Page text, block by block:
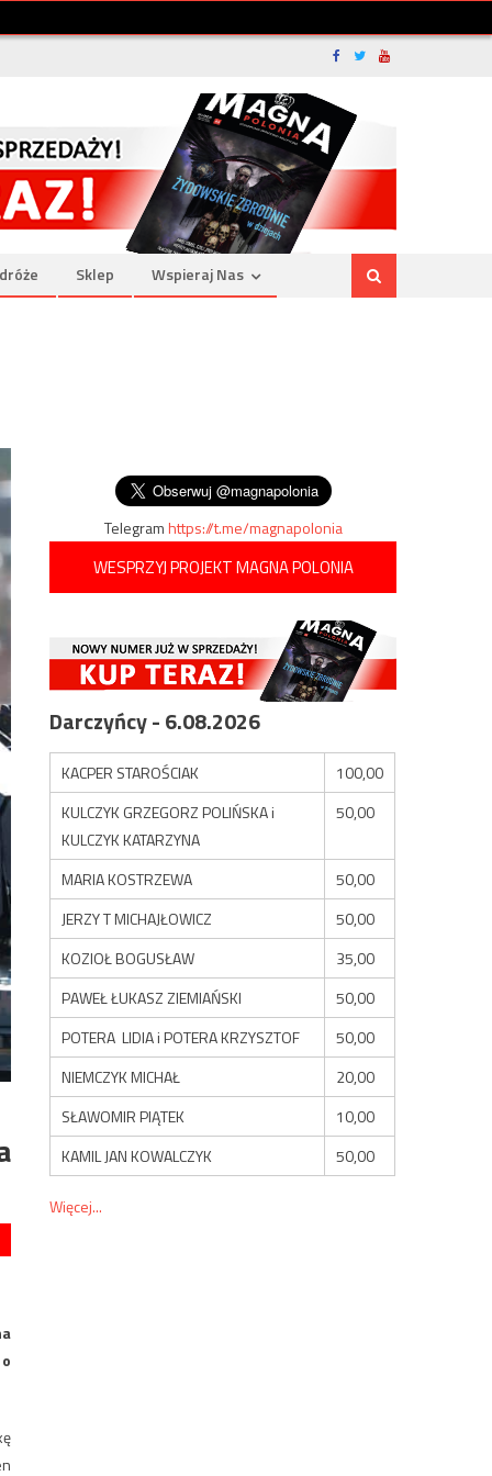
Sklep Wspieraj Nas
Telegramhttps://t.me/magnapolonia
WESPRZYJ PROJEKT MAGNA POLONIA
Darczyńcy - 6.08.2026
KACPER STAROŚCIAK
100,00
KULCZYK GRZEGORZ POLIŃSKA i
KULCZYK KATARZYNA
50,00
MARIA KOSTRZEWA
50,00
JERZY T MICHAJŁOWICZ
50,00
KOZIOŁ BOGUSŁAW
35,00
PAWEŁ ŁUKASZ ZIEMIAŃSKI
50,00
POTERA LIDIA i POTERA KRZYSZTOF
50,00
NIEMCZYK MICHAŁ
20,00
SŁAWOMIR PIĄTEK
10,00
KAMIL JAN KOWALCZYK
50,00
Więcej...